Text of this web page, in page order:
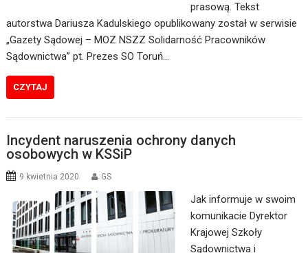
prasową. Tekst
autorstwa Dariusza Kadulskiego opublikowany został w serwisie
„Gazety Sądowej – MOZ NSZZ Solidarność Pracowników
Sądownictwa” pt. Prezes SO Toruń…
CZYTAJ
Incydent naruszenia ochrony danych
osobowych w KSSiP
9 kwietnia 2020 GS
Jak informuje w swoim
komunikacie Dyrektor
Krajowej Szkoły
Sądownictwa i